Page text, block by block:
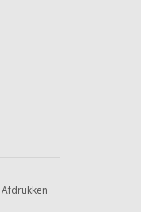
Afdrukken